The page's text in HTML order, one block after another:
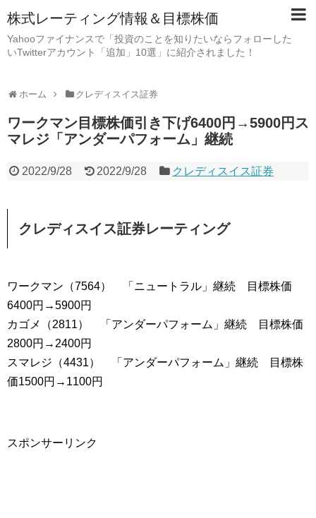
株式レーティング情報＆目標株価
Yahooファイナンスで「投資のことを知りたいならフォローした
いTwitterアカウント「追加」10選」に紹介されました！
ホーム クレディスイス証券
ワークマン目標株価引き下げ6400円→5900円ス
マレジ「アンダーパフォーム」継続
2022/9/28 2022/9/28 クレディスイス証券
クレディスイス証券レーティング
ワークマン（7564） 「ニュートラル」継続 目標株価
6400円→5900円
カゴメ（2811） 「アンダーパフォーム」継続 目標株価
2800円→2400円
スマレジ（4431） 「アンダーパフォーム」継続 目標株
価1500円→1100円
スポンサーリンク